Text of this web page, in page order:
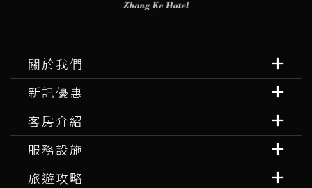
關於我們
新訊優惠
客房介紹
服務設施
旅遊攻略